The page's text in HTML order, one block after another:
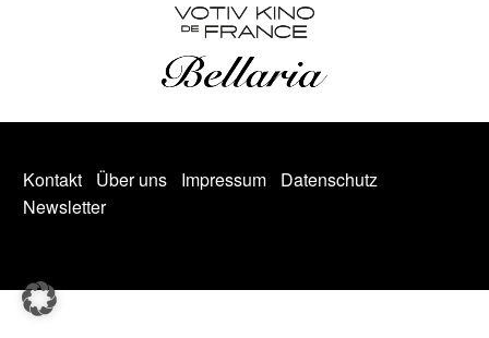
Kontakt Über uns Impressum
Datenschutz
Newsletter